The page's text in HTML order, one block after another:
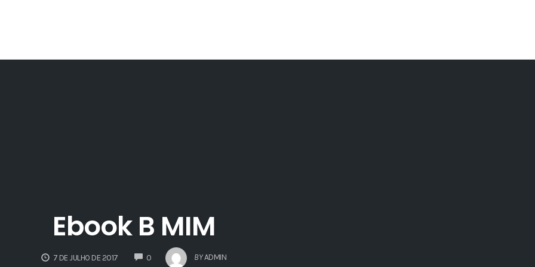
Ebook B MIM
7 DE JULHO DE 2017 0COMMENTS BY ADMIN